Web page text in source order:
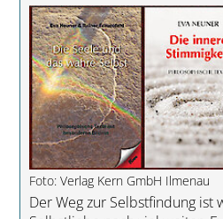
Foto: Verlag Kern GmbH Ilmenau
Der Weg zur Selbstfindung ist